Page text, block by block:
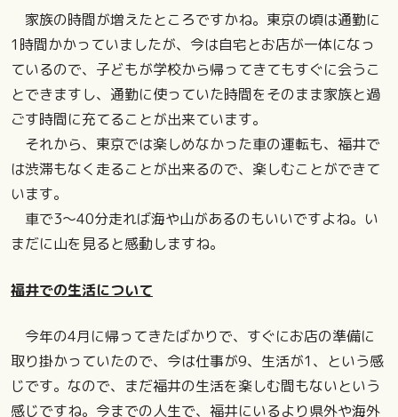
家族の時間が増えたところですかね。東京の頃は通勤に
1時間かかっていましたが、今は自宅とお店が一体になっ
ているので、子どもが学校から帰ってきてもすぐに会うこ
とできますし、通勤に使っていた時間をそのまま家族と過
ごす時間に充てることが出来ています。
それから、東京では楽しめなかった車の運転も、福井で
は渋滞もなく走ることが出来るので、楽しむことができて
います。
車で3～40分走れば海や山があるのもいいですよね。い
まだに山を見ると感動しますね。
福井での生活について
今年の4月に帰ってきたばかりで、すぐにお店の準備に
取り掛かっていたので、今は仕事が9、生活が1、という感
じです。なので、まだ福井の生活を楽しむ間もないという
感じですね。今までの人生で、福井にいるより県外や海外